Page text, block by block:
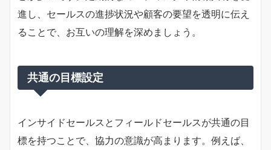
進し、セールスの進捗状況や顧客の要望を透明に伝え
ることで、お互いの理解を深めましょう。
共通の目標設定
インサイドセールスとフィールドセールスが共通の目
標を持つことで、協力の意識が高まります。例えば、